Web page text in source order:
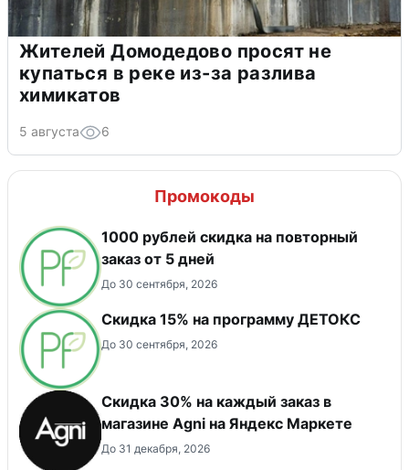
Жителей Домодедово просят не
купаться в реке из-за разлива
химикатов
5 августа 6
Промокоды
1000 рублей скидка на повторный
заказ от 5 дней
До 30 сентября, 2026
Скидка 15% на программу ДЕТОКС
До 30 сентября, 2026
Скидка 30% на каждый заказ в
магазине Agni на Яндекс Маркете
До 31 декабря, 2026